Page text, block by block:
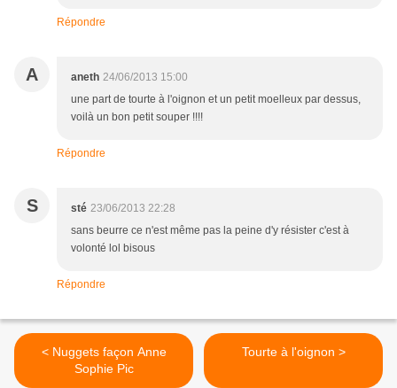
Répondre
A aneth 24/06/2013 15:00
une part de tourte à l'oignon et un petit moelleux par dessus,
voilà un bon petit souper !!!!
Répondre
S sté 23/06/2013 22:28
sans beurre ce n'est même pas la peine d'y résister c'est à
volonté lol bisous
Répondre
< Nuggets façon Anne
Sophie Pic
Tourte à l'oignon >